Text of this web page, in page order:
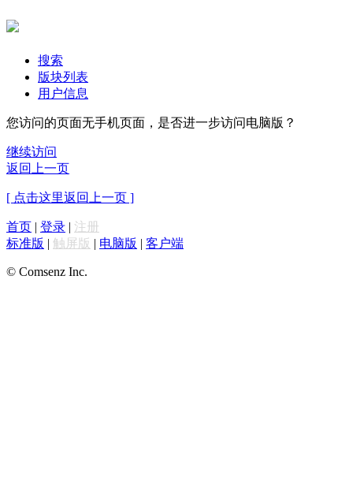
搜索
版块列表
用户信息
您访问的页面无手机页面，是否进一步访问电脑版？
继续访问
返回上一页
[ 点击这里返回上一页 ]
首页 | 登录 | 注册
标准版 | 触屏版 | 电脑版 | 客户端
© Comsenz Inc.